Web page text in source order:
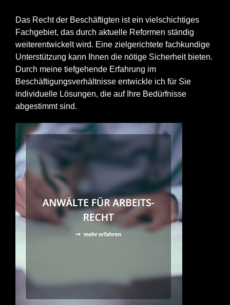
Das Recht der Beschäftigten ist ein vielschichtiges
Fachgebiet, das durch aktuelle Reformen ständig
weiterentwickelt wird. Eine zielgerichtete fachkundige
Unterstützung kann Ihnen die nötige Sicherheit bieten.
Durch meine tiefgehende Erfahrung im
Beschäftigungsverhältnisse entwickle ich für Sie
individuelle Lösungen, die auf Ihre Bedürfnisse
abgestimmt sind.